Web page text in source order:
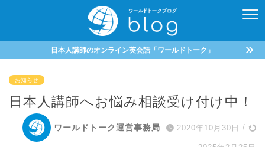
日本人講師のオンライン英会話「ワールドトーク」
お知らせ
日本人講師へお悩み相談受け付け中！
ワールドトーク運営事務局 2020年10月30日 /